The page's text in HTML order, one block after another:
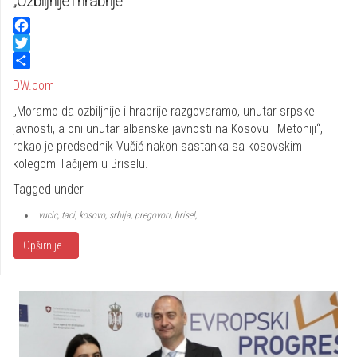
Facebook
Twitter
Share
DW.com
„Moramo da ozbiljnije i hrabrije razgovaramo, unutar srpske
javnosti, a oni unutar albanske javnosti na Kosovu i Metohiji“,
rekao je predsednik Vučić nakon sastanka sa kosovskim
kolegom Tačijem u Briselu.
Tagged under
vucic, taci, kosovo, srbija, pregovori, brisel,
Opširnije...